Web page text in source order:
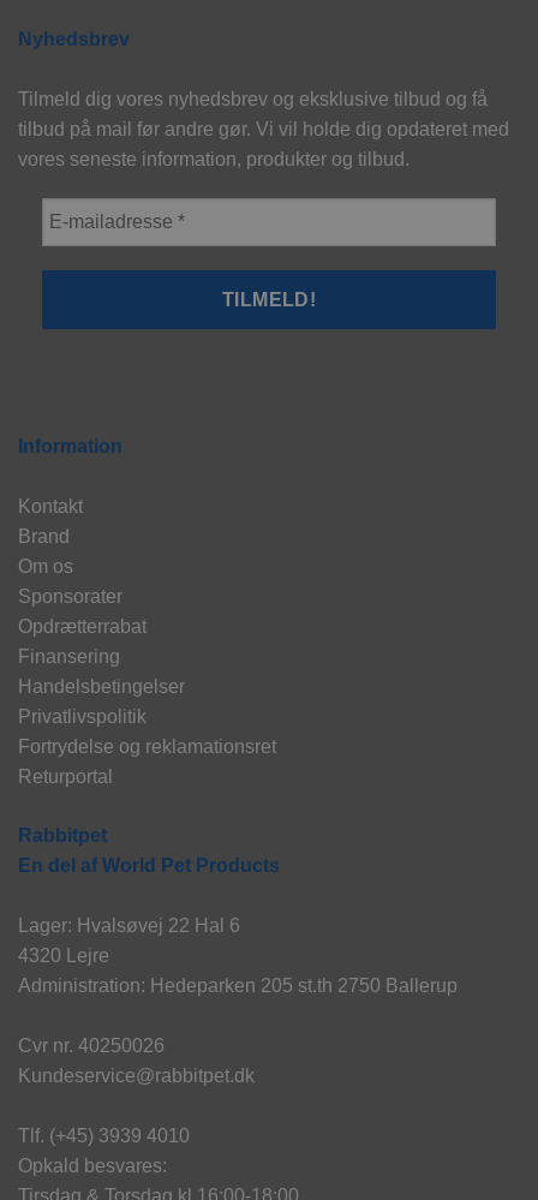
Nyhedsbrev
Tilmeld dig vores nyhedsbrev og eksklusive tilbud og få
tilbud på mail før andre gør. Vi vil holde dig opdateret med
vores seneste information, produkter og tilbud.
Information
Kontakt
Brand
Om os
Sponsorater
Opdrætterrabat
Finansering
Handelsbetingelser
Privatlivspolitik
Fortrydelse og reklamationsret
Returportal
Rabbitpet
En del af World Pet Products
Lager: Hvalsøvej 22 Hal 6
4320 Lejre
Administration: Hedeparken 205 st.th 2750 Ballerup
Cvr nr. 40250026
Kundeservice@rabbitpet.dk
Tlf. (+45) 3939 4010
Opkald besvares:
Tirsdag & Torsdag kl 16:00-18:00